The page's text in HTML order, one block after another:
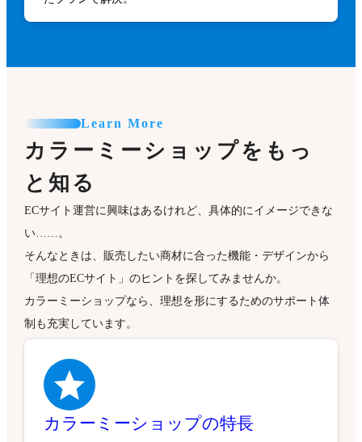
Learn More
カラーミーショップをもっ
と知る
ECサイト運営に興味はあるけれど、具体的にイメージできな
い……。
そんなときは、販売したい商材に合った機能・デザインから
「理想のECサイト」のヒントを探してみませんか。
カラーミーショップなら、理想を形にするためのサポート体
制も充実しています。
カラーミーショップの特長